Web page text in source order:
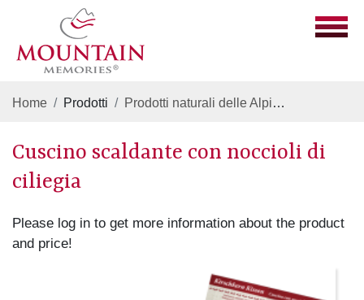
Home Prodotti Prodotti naturali delle Alpi
Cuscino scaldante con noccioli di
ciliegia
Please log in to get more information about the product
and price!